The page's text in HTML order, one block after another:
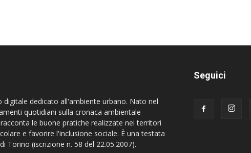
digitale dedicato all'ambiente urbano. Nato nel
quotidiani sulla cronaca ambientale
le buone pratiche realizzate nei territori
e favorire l'inclusione sociale. È una testata
Torino (iscrizione n. 58 del 22.05.2007).
Seguici